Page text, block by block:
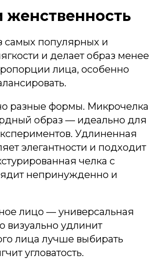
женственность
самых популярных и
и делает образ менее
лица, особенно
разные формы. Микрочелка
образ — идеально для
Удлиненная
элегантности и подходит
челка с
непринужденно и
лицо — универсальная
визуально удлинит
лица лучше выбирать
угловатость.